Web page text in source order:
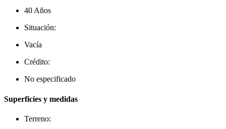
40 Años
Situación:
Vacía
Crédito:
No especificado
Superficies y medidas
Terreno: